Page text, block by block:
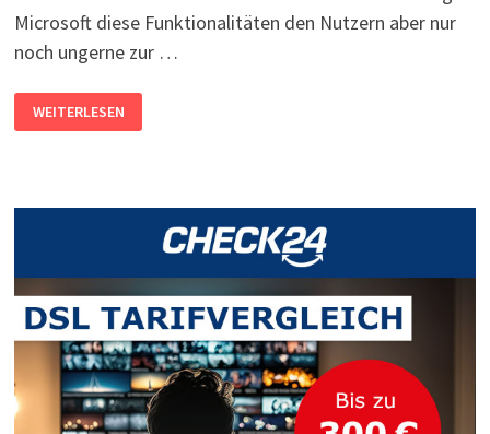
Microsoft diese Funktionalitäten den Nutzern aber nur
noch ungerne zur …
WINDOWS
11:
ABGESICHERTER
STARTEN!
WEITERLESEN